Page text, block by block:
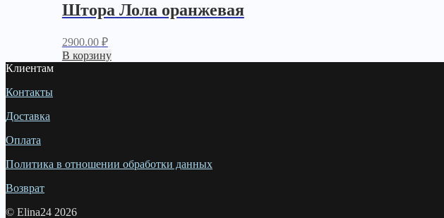
Штора Лола оранжевая
2900.00 ₽
В корзину
Клиентам
Контакты
Доставка
Оплата
Политика в отношении обработки данных
Возврат
© Elina24 2026